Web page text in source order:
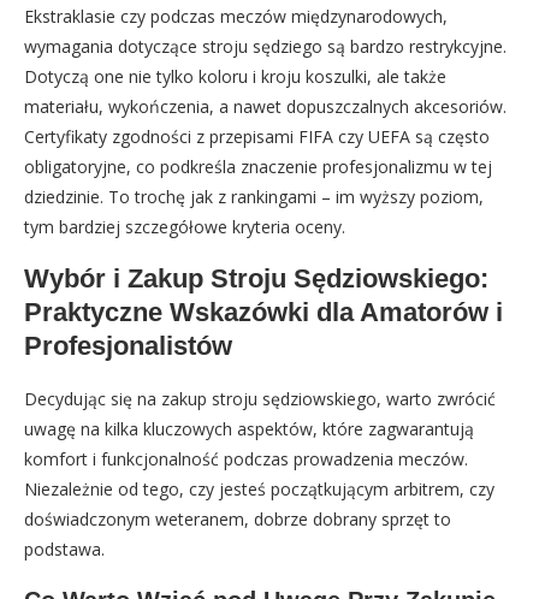
Ekstraklasie czy podczas meczów międzynarodowych,
wymagania dotyczące stroju sędziego są bardzo restrykcyjne.
Dotyczą one nie tylko koloru i kroju koszulki, ale także
materiału, wykończenia, a nawet dopuszczalnych akcesoriów.
Certyfikaty zgodności z przepisami FIFA czy UEFA są często
obligatoryjne, co podkreśla znaczenie profesjonalizmu w tej
dziedzinie. To trochę jak z rankingami – im wyższy poziom,
tym bardziej szczegółowe kryteria oceny.
Wybór i Zakup Stroju Sędziowskiego:
Praktyczne Wskazówki dla Amatorów i
Profesjonalistów
Decydując się na zakup stroju sędziowskiego, warto zwrócić
uwagę na kilka kluczowych aspektów, które zagwarantują
komfort i funkcjonalność podczas prowadzenia meczów.
Niezależnie od tego, czy jesteś początkującym arbitrem, czy
doświadczonym weteranem, dobrze dobrany sprzęt to
podstawa.